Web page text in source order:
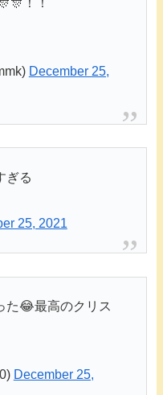
！！
December 25,
ぎる
25, 2021
た😂最高のクリス
December 25,